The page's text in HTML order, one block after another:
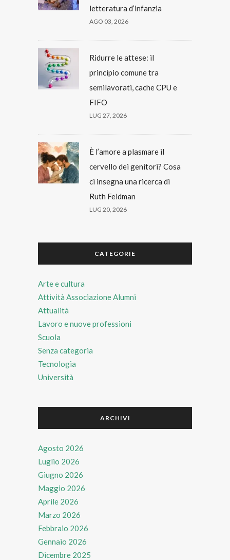
letteratura d’infanzia
AGO 03, 2026
Ridurre le attese: il
principio comune tra
semilavorati, cache CPU e
FIFO
LUG 27, 2026
È l’amore a plasmare il
cervello dei genitori? Cosa
ci insegna una ricerca di
Ruth Feldman
LUG 20, 2026
CATEGORIE
Arte e cultura
Attività Associazione Alumni
Attualità
Lavoro e nuove professioni
Scuola
Senza categoria
Tecnologia
Università
ARCHIVI
Agosto 2026
Luglio 2026
Giugno 2026
Maggio 2026
Aprile 2026
Marzo 2026
Febbraio 2026
Gennaio 2026
Dicembre 2025